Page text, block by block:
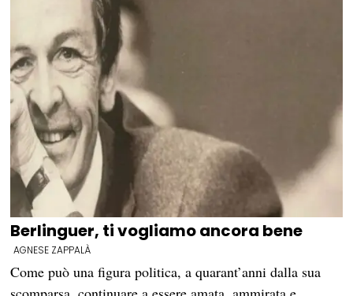
Berlinguer, ti vogliamo ancora bene
AGNESE ZAPPALÀ
Come può una figura politica, a quarant’anni dalla sua